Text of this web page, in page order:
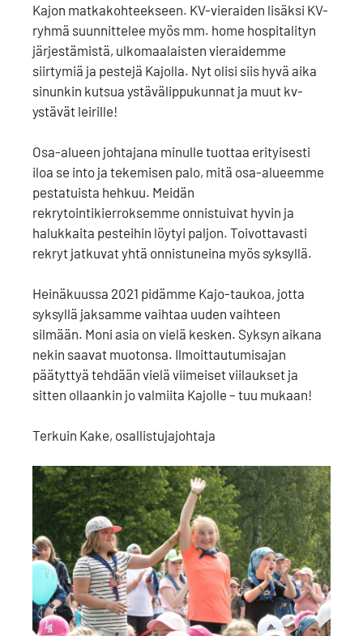
Kajon matkakohteekseen. KV-vieraiden lisäksi KV-
ryhmä suunnittelee myös mm. home hospitalityn
järjestämistä, ulkomaalaisten vieraidemme
siirtymiä ja pestejä Kajolla. Nyt olisi siis hyvä aika
sinunkin kutsua ystävälippukunnat ja muut kv-
ystävät leirille!
Osa-alueen johtajana minulle tuottaa erityisesti
iloa se into ja tekemisen palo, mitä osa-alueemme
pestatuista hehkuu. Meidän
rekrytointikierroksemme onnistuivat hyvin ja
halukkaita pesteihin löytyi paljon. Toivottavasti
rekryt jatkuvat yhtä onnistuneina myös syksyllä.
Heinäkuussa 2021 pidämme Kajo-taukoa, jotta
syksyllä jaksamme vaihtaa uuden vaihteen
silmään. Moni asia on vielä kesken. Syksyn aikana
nekin saavat muotonsa. Ilmoittautumisajan
päätyttyä tehdään vielä viimeiset viilaukset ja
sitten ollaankin jo valmiita Kajolle – tuu mukaan!
Terkuin Kake, osallistujajohtaja